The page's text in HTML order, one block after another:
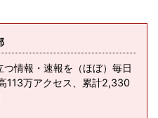
つ情報・速報を（ほぼ）毎日
113万アクセス、累計2,330